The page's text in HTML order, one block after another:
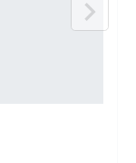
